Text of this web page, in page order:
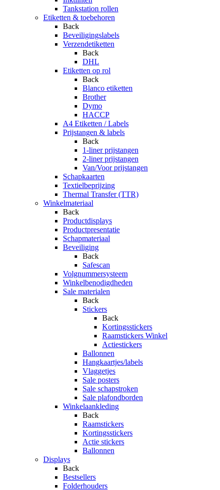
Tankstation rollen
Etiketten & toebehoren
Back
Beveiligingslabels
Verzendetiketten
Back
DHL
Etiketten op rol
Back
Blanco etiketten
Brother
Dymo
HACCP
A4 Etiketten / Labels
Prijstangen & labels
Back
1-liner prijstangen
2-liner prijstangen
Van/Voor prijstangen
Schapkaarten
Textielbeprijzing
Thermal Transfer (TTR)
Winkelmateriaal
Back
Productdisplays
Productpresentatie
Schapmateriaal
Beveiliging
Back
Safescan
Volgnummersysteem
Winkelbenodigdheden
Sale materialen
Back
Stickers
Back
Kortingsstickers
Raamstickers Winkel
Actiestickers
Ballonnen
Hangkaartjes/labels
Vlaggetjes
Sale posters
Sale schapstroken
Sale plafondborden
Winkelaankleding
Back
Raamstickers
Kortingsstickers
Actie stickers
Ballonnen
Displays
Back
Bestsellers
Folderhouders